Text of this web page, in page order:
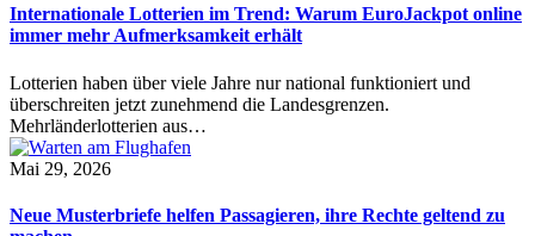
Internationale Lotterien im Trend: Warum EuroJackpot online
immer mehr Aufmerksamkeit erhält
Lotterien haben über viele Jahre nur national funktioniert und
überschreiten jetzt zunehmend die Landesgrenzen.
Mehrländerlotterien aus…
Mai 29, 2026
Neue Musterbriefe helfen Passagieren, ihre Rechte geltend zu